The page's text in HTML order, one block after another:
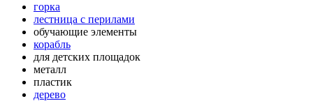
горка
лестница с перилами
обучающие элементы
корабль
для детских площадок
металл
пластик
дерево